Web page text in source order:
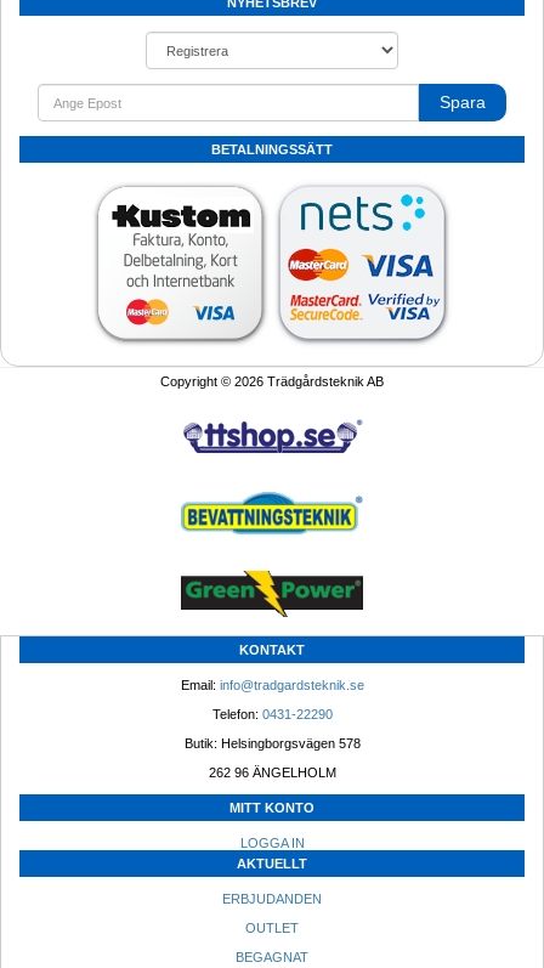
Spara
BETALNINGSSÄTT
Copyright © 2026 Trädgårdsteknik AB
KONTAKT
Email: info@tradgardsteknik.se
Telefon: 0431-22290
Butik: Helsingborgsvägen 578
262 96 ÄNGELHOLM
MITT KONTO
LOGGA IN
AKTUELLT
ERBJUDANDEN
OUTLET
BEGAGNAT